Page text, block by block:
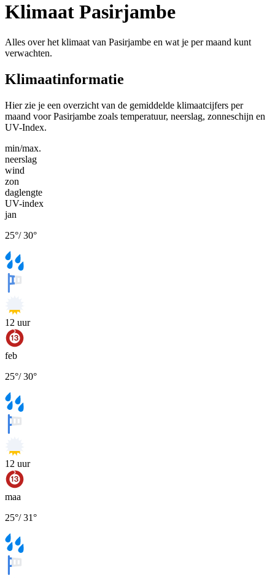
Klimaat Pasirjambe
Alles over het klimaat van Pasirjambe en wat je per maand kunt
verwachten.
Klimaatinformatie
Hier zie je een overzicht van de gemiddelde klimaatcijfers per
maand voor Pasirjambe zoals temperatuur, neerslag, zonneschijn en
UV-Index.
min/max.
neerslag
wind
zon
daglengte
UV-index
jan
25°/30°
12 uur
feb
25°/30°
12 uur
maa
25°/31°